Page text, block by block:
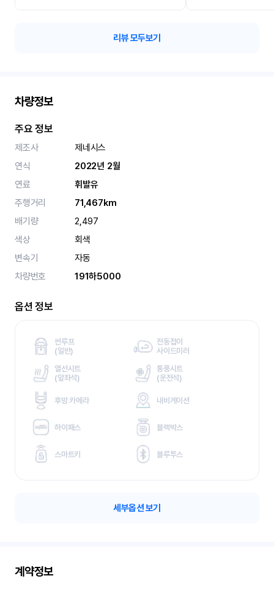
리뷰 모두보기
차량정보
주요 정보
제조사
제네시스
연식
2022년 2월
연료
휘발유
주행거리
71,467km
배기량
2,497
색상
회색
변속기
자동
차량번호
191하5000
옵션 정보
썬루프
(일반)
전동접이
사이드미러
열선시트
(앞좌석)
통풍시트
(운전석)
후방 카메라 내비게이션
하이패스 블랙박스
스마트키 블루투스
세부옵션 보기
계약정보